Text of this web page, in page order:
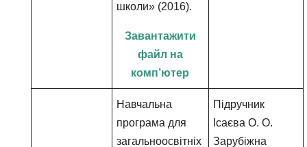
школи» (2016).
Завантажити
файл на
комп’ютер
Навчальна
програма для
загальноосвітніх
Підручник
Ісаєва О. О.
Зарубіжна